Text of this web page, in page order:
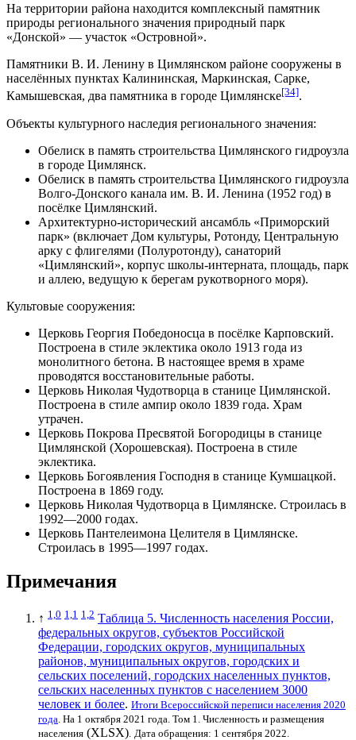
На территории района находится комплексный памятник
природы регионального значения природный парк
«Донской» — участок «Островной».
Памятники В. И. Ленину в Цимлянском районе сооружены в
населённых пунктах Калининская, Маркинская, Сарке,
Камышевская, два памятника в городе Цимлянске[34].
Объекты культурного наследия регионального значения:
Обелиск в память строительства Цимлянского гидроузла
в городе Цимлянск.
Обелиск в память строительства Цимлянского гидроузла
Волго-Донского канала им. В. И. Ленина (1952 год) в
посёлке Цимлянский.
Архитектурно-исторический ансамбль «Приморский
парк» (включает Дом культуры, Ротонду, Центральную
арку с флигелями (Полуротонду), санаторий
«Цимлянский», корпус школы-интерната, площадь, парк
и аллею, ведущую к берегам рукотворного моря).
Культовые сооружения:
Церковь Георгия Победоносца в посёлке Карповский.
Построена в стиле эклектика около 1913 года из
монолитного бетона. В настоящее время в храме
проводятся восстановительные работы.
Церковь Николая Чудотворца в станице Цимлянской.
Построена в стиле ампир около 1839 года. Храм
утрачен.
Церковь Покрова Пресвятой Богородицы в станице
Цимлянской (Хорошевская). Построена в стиле
эклектика.
Церковь Богоявления Господня в станице Кумшацкой.
Построена в 1869 году.
Церковь Николая Чудотворца в Цимлянске. Строилась в
1992—2000 годах.
Церковь Пантелеимона Целителя в Цимлянске.
Строилась в 1995—1997 годах.
Примечания
↑ 1,0 1,1 1,2 Таблица 5. Численность населения России,
федеральных округов, субъектов Российской
Федерации, городских округов, муниципальных
районов, муниципальных округов, городских и
сельских поселений, городских населенных пунктов,
сельских населенных пунктов с населением 3000
человек и более. Итоги Всероссийской переписи населения 2020
года . На 1 октября 2021 года. Том 1. Численность и размещения
населения (XLSX) Дата обращения: 1 сентября 2022.